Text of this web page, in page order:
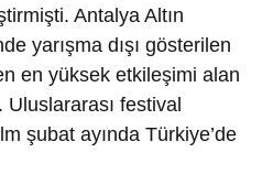
Antalya Altın
yarışma dışı gösterilen
en yüksek etkileşimi alan
Uluslararası festival
şubat ayında Türkiye’de